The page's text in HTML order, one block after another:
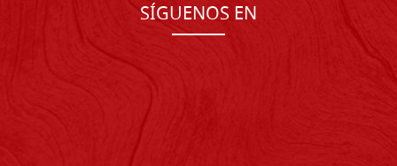
SÍGUENOS EN